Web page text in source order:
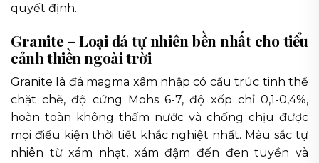
quyết định.
Granite – Loại đá tự nhiên bền nhất cho tiểu
cảnh thiền ngoài trời
Granite là đá magma xâm nhập có cấu trúc tinh thể
chặt chẽ, độ cứng Mohs 6-7, độ xốp chỉ 0,1-0,4%,
hoàn toàn không thấm nước và chống chịu được
mọi điều kiện thời tiết khắc nghiệt nhất. Màu sắc tự
nhiên từ xám nhạt, xám đậm đến đen tuyền và